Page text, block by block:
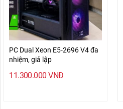
PC Dual Xeon E5-2696 V4 đa
nhiệm, giả lập
11.300.000 VNĐ